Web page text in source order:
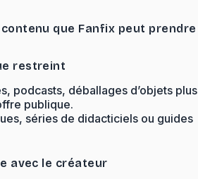
que Fanfix peut prendre
restreint
podcasts, déballages d’objets plus
publique.
séries de didacticiels ou guides
avec le créateur